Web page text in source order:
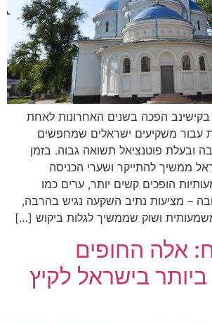
הפכה בשנים האחרונות לאחת
עבור משקיעים ישראלים שמחפשים
ובעלת פוטנציאל תשואה גבוה. בזמן
ממשיך להתייקר ושערי הכניסה
הופכים קשים יותר, ערים כמו
– מציעות נתיב השקעה נגיש בהרבה,
ושוק שממשיך לגלות ביקוש […]
אלה החופים
בישראל לקיץ